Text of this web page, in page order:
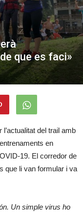
que es faci»
del trail amb
en
19. El corredor de
que li van formular i va
Un simple virus ho